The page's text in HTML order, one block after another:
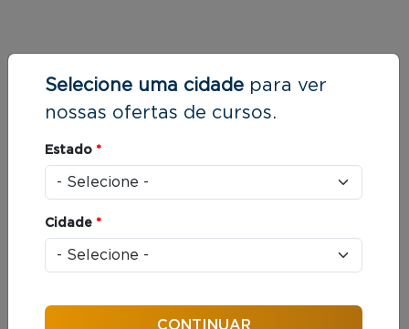
Selecione uma cidade para ver
nossas ofertas de cursos.
Estado *
Cidade *